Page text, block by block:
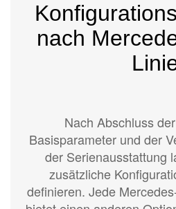
nach
Nach Abschluss
Basisparameter und der
der Serienausstattung
zusätzliche
definieren. Jede